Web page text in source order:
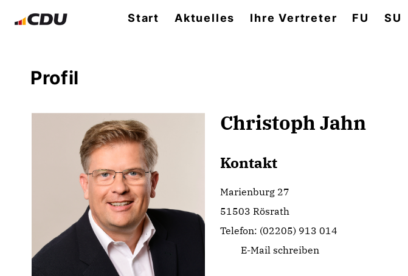
Start Aktuelles Ihre Vertreter FU SU
Profil
Christoph Jahn
Kontakt
Marienburg 27
51503 Rösrath
Telefon: (02205) 913 014
E-Mail schreiben